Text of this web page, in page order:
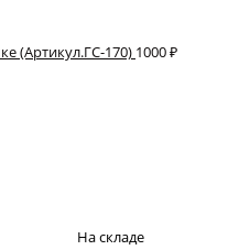
(Артикул.ГС-170) 1000 ₽
На складе